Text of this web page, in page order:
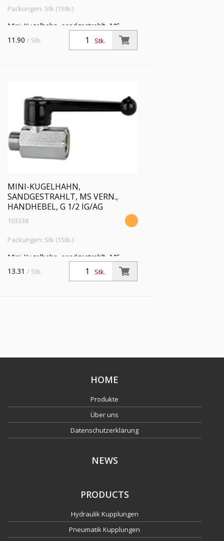
Packungen: Stk (1Stk.)
Mini-Kugelhahn, sandgestrahlt, MS
vern., Handhebel, Mediums-/
Umgebungstemp. -10 °C bis 90 °C, G
Stk.
11.90 / Stk.
MINI-KUGELHAHN,
SANDGESTRAHLT, MS VERN.,
HANDHEBEL, G 1/2 IG/AG
103338
Packungen: Stk (1Stk.)
Mini-Kugelhahn, sandgestrahlt, MS
vern., Handhebel, Mediums-/
Umgebungstemp. -10 °C bis 90 °C, G
Stk.
13.31 / Stk.
HOME
Produkte
Über uns
Datenschutzerklärung
NEWS
PRODUCTS
Hydraulik Kupplungen
Pneumatik Kupplungen